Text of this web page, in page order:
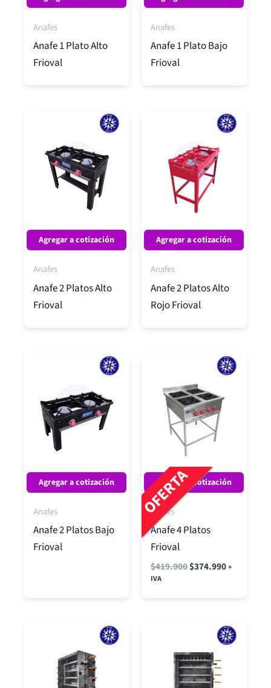
Anafes
Anafe 1 Plato Alto
Frioval
Anafes
Anafe 1 Plato Bajo
Frioval
Agregar a cotización
Anafes
Anafe 2 Platos Alto
Frioval
Agregar a cotización
Anafes
Anafe 2 Platos Alto
Rojo Frioval
Agregar a cotización
Anafes
Anafe 2 Platos Bajo
Frioval
OFERTA
Agregar a cotización
Anafes
Anafe 4 Platos
Frioval
$419.900
original
era:
$419.900.
$374.990
El
precio
+
IVA